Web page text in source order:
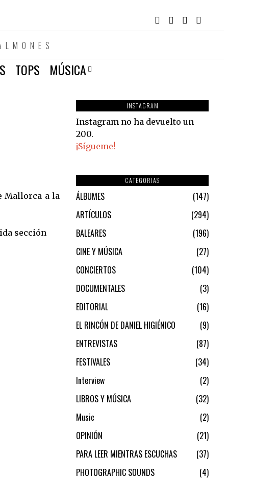
TOPS
MÚSICA
Mallorca a la
sección
INSTAGRAM
Instagram no ha devuelto un
200.
¡Sígueme!
CATEGORIAS
ÁLBUMES
147
ARTÍCULOS
294
BALEARES
196
CINE Y MÚSICA
27
CONCIERTOS
104
DOCUMENTALES
3
EDITORIAL
16
EL RINCÓN DE DANIEL HIGIÉNICO
9
ENTREVISTAS
87
FESTIVALES
34
Interview
2
LIBROS Y MÚSICA
32
Music
2
OPINIÓN
21
PARA LEER MIENTRAS ESCUCHAS
37
PHOTOGRAPHIC SOUNDS
4